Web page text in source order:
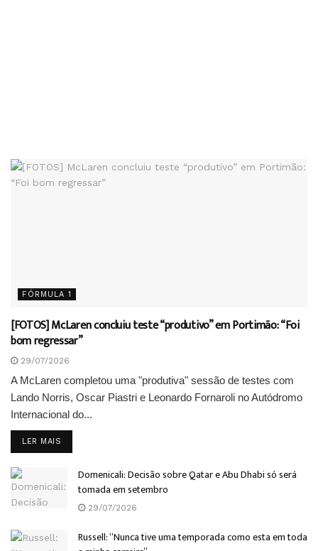
FÓRMULA 1
[FOTOS] McLaren concluiu teste “produtivo” em Portimão: “Foi
bom regressar”
29/07/2026
A McLaren completou uma "produtiva" sessão de testes com
Lando Norris, Oscar Piastri e Leonardo Fornaroli no Autódromo
Internacional do...
LER MAIS
Domenicali: Decisão sobre Qatar e Abu Dhabi só será
tomada em setembro
29/07/2026
Russell: “Nunca tive uma temporada como esta em toda